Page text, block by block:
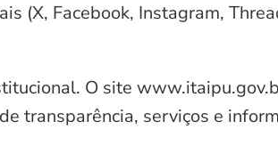
(X, Facebook, Instagram,
O site
transparência, serviços e